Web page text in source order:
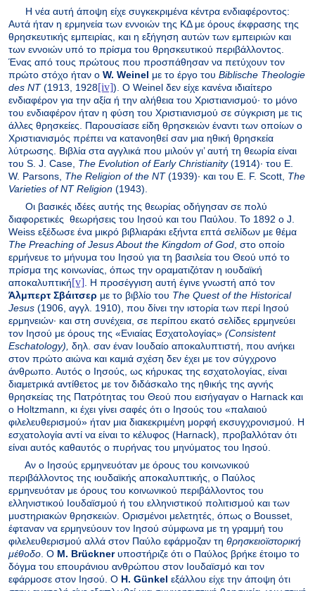
Η νέα αυτή άποψη είχε συγκεκριμένα κέντρα ενδιαφέροντος:
Αυτά ήταν η ερμηνεία των εννοιών της ΚΔ με όρους έκφρασης της
θρησκευτικής εμπειρίας, και η εξήγηση αυτών των εμπειριών και
των εννοιών υπό το πρίσμα του θρησκευτικού περιβάλλοντος.
Ένας από τους πρώτους που προσπάθησαν να πετύχουν τον
πρώτο στόχο ήταν ο W. Weinel με το έργο του Biblische Theologie
des NT(1913, 1928[iv]). Ο Weinel δεν είχε κανένα ιδιαίτερο
ενδιαφέρον για την αξία ή την αλήθεια του Χριστιανισμού· το μόνο
του ενδιαφέρον ήταν η φύση του Χριστιανισμού σε σύγκριση με τις
άλλες θρησκείες. Παρουσίασε είδη θρησκειών έναντι των οποίων ο
Χριστιανισμός πρέπει να κατανοηθεί σαν μια ηθική θρησκεία
λύτρωσης. Βιβλία στα αγγλικά που μιλούν γι’αυτή τη θεωρία είναι
του S. J. Case, The Evolution of Early Christianity(1914)· του E.
W. Parsons, The Religion of the NT(1939)· και του E. F. Scott, The
Varieties of NT Religion (1943).
Οι βασικές ιδέες αυτής της θεωρίας οδήγησαν σε πολύ
διαφορετικές θεωρήσεις του Ιησού και του Παύλου. Το 1892 ο J.
Weiss εξέδωσε ένα μικρό βιβλιαράκι εξήντα επτά σελίδων με θέμα
Τhe Preaching of Jesus About the Kingdom of God, στο οποίο
ερμήνευε το μήνυμα του Ιησού για τη βασιλεία του Θεού υπό το
πρίσμα της κοινωνίας, όπως την οραματιζόταν η ιουδαϊκή
αποκαλυπτική[v]. Η προσέγγιση αυτή έγινε γνωστή από τον
Άλμπερτ Σβάιτσερ με το βιβλίο του The Quest of the Historical
Jesus (1906, αγγλ. 1910), που δίνει την ιστορία των περί Ιησού
ερμηνειών· και στη συνέχεια, σε περίπου εκατό σελίδες ερμηνεύει
τον Ιησού με όρους της «Ενιαίας Εσχατολογίας» (Consistent
Eschatology), δηλ. σαν έναν Ιουδαίο αποκαλυπτιστή, που ανήκει
στον πρώτο αιώνα και καμιά σχέση δεν έχει με τον σύγχρονο
άνθρωπο. Αυτός ο Ιησούς, ως κήρυκας της εσχατολογίας, είναι
διαμετρικά αντίθετος με τον διδάσκαλο της ηθικής της αγνής
θρησκείας της Πατρότητας του Θεού που εισήγαγαν ο Harnack και
ο Holtzmann, κι έχει γίνει σαφές ότι ο Ιησούς του «παλαιού
φιλελευθερισμού» ήταν μια διακεκριμένη μορφή εκσυγχρονισμού. Η
εσχατολογία αντί να είναι το κέλυφος (Harnack), προβαλλόταν ότι
είναι αυτός καθαυτός ο πυρήνας του μηνύματος του Ιησού.
Αν ο Ιησούς ερμηνευόταν με όρους του κοινωνικού
περιβάλλοντος της ιουδαϊκής αποκαλυπτικής, ο Παύλος
ερμηνευόταν με όρους του κοινωνικού περιβάλλοντος του
ελληνιστικού Ιουδαϊσμού ή του ελληνιστικού πολιτισμού και των
μυστηριακών θρησκειών. Ορισμένοι μελετητές, όπως ο Bousset,
έφταναν να ερμηνεύουν τον Ιησού σύμφωνα με τη γραμμή του
φιλελευθερισμού αλλά στον Παύλο εφάρμοζαν τη θρησκειοϊστορική
μέθοδο. Ο M. Brücknerυποστήριζε ότι ο Παύλος βρήκε έτοιμο το
δόγμα του επουράνιου ανθρώπου στον Ιουδαϊσμό και τον
εφάρμοσε στον Ιησού. Ο H. Günkel εξάλλου είχε την άποψη ότι